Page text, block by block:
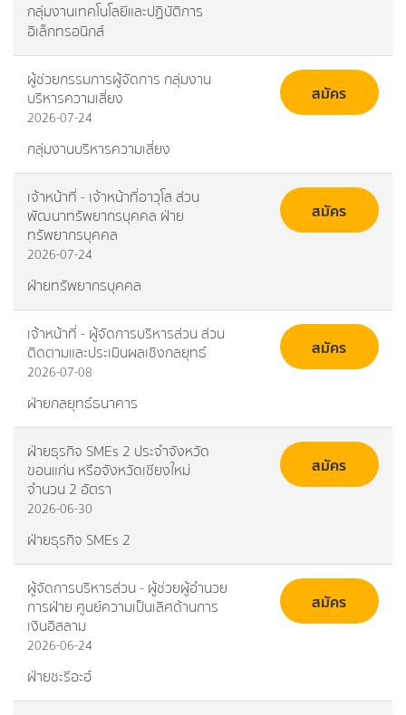
กลุ่มงานเทคโนโลยีและปฏิบัติการ
อิเล็กทรอนิกส์
ผู้ช่วยกรรมการผู้จัดการ กลุ่มงาน
บริหารความเสี่ยง
2026-07-24
กลุ่มงานบริหารความเสี่ยง
สมัคร
เจ้าหน้าที่ - เจ้าหน้าที่อาวุโส ส่วน
พัฒนาทรัพยากรบุคคล ฝ่าย
ทรัพยากรบุคคล
2026-07-24
ฝ่ายทรัพยากรบุคคล
สมัคร
เจ้าหน้าที่ - ผู้จัดการบริหารส่วน ส่วน
ติดตามและประเมินผลเชิงกลยุทธ์
2026-07-08
ฝ่ายกลยุทธ์ธนาคาร
สมัคร
ฝ่ายธุรกิจ SMEs 2 ประจำจังหวัด
ขอนแก่น หรือจังหวัดเชียงใหม่
จำนวน 2 อัตรา
2026-06-30
ฝ่ายธุรกิจ SMEs 2
สมัคร
ผู้จัดการบริหารส่วน - ผู้ช่วยผู้อำนวย
การฝ่าย ศูนย์ความเป็นเลิศด้านการ
เงินอิสลาม
2026-06-24
ฝ่ายชะรีอะฮ์
สมัคร